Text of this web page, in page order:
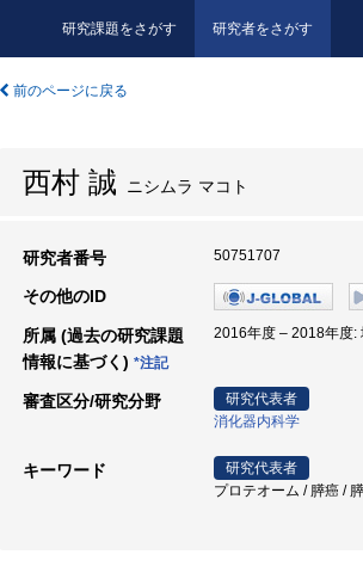
研究課題をさがす 研究者をさがす
前のページに戻る
西村 誠 ニシムラ マコト
研究者番号 50751707
その他のID
所属 (過去の研究課題
情報に基づく) *注記
2016年度 – 2018年度:
審査区分/研究分野
研究代表者
消化器内科学
キーワード
研究代表者
プロテオーム / 膵癌 /